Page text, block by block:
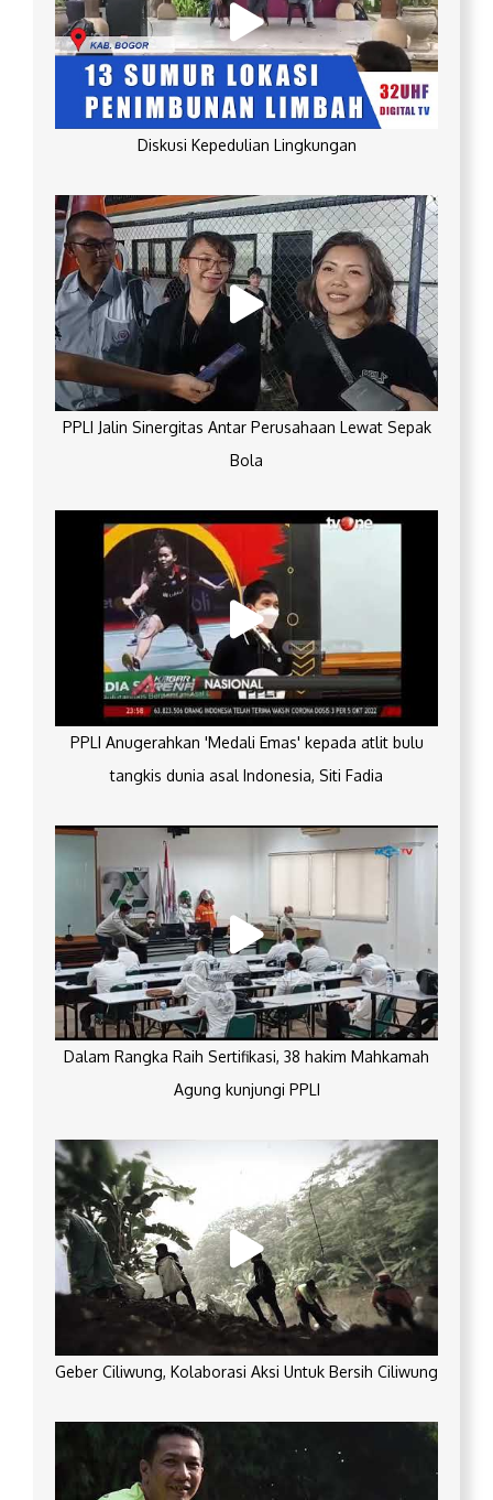
Diskusi Kepedulian Lingkungan
PPLI Jalin Sinergitas Antar Perusahaan Lewat Sepak
Bola
PPLI Anugerahkan 'Medali Emas' kepada atlit bulu
tangkis dunia asal Indonesia, Siti Fadia
Dalam Rangka Raih Sertifikasi, 38 hakim Mahkamah
Agung kunjungi PPLI
Geber Ciliwung, Kolaborasi Aksi Untuk Bersih Ciliwung